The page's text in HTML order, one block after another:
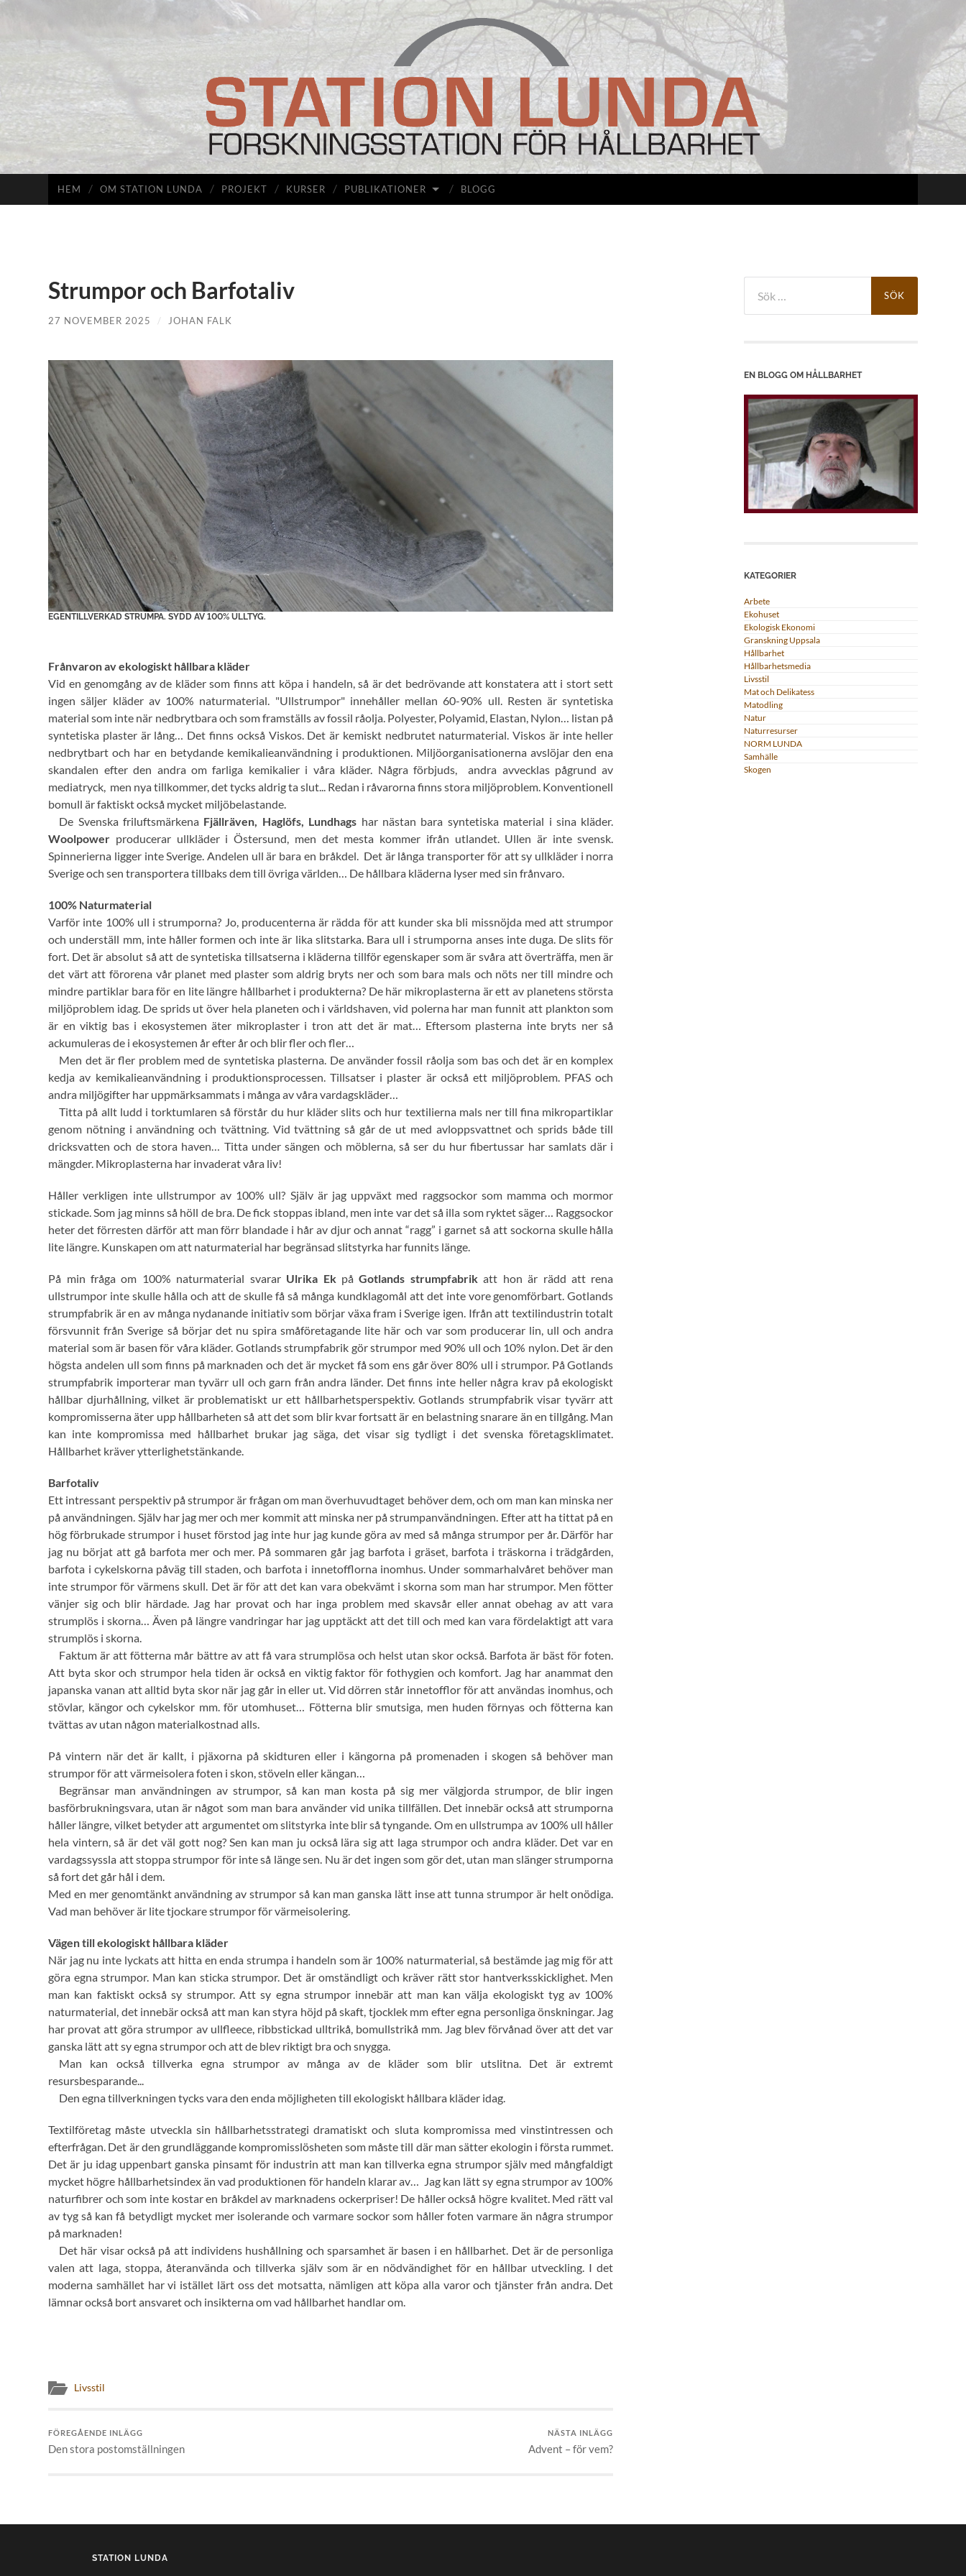
Station
Lunda
HEM OM STATION LUNDA PROJEKT KURSER PUBLIKATIONER BLOGG
Strumpor och Barfotaliv
27 NOVEMBER 2025 / JOHAN FALK
EGENTILLVERKAD STRUMPA. SYDD AV 100% ULLTYG.
Frånvaron av ekologiskt hållbara kläder
Vid en genomgång av de kläder som finns att köpa i handeln, så är det bedrövande att konstatera att i stort sett
ingen säljer kläder av 100% naturmaterial. "Ullstrumpor" innehåller mellan 60-90% ull. Resten är syntetiska
material som inte när nedbrytbara och som framställs av fossil råolja. Polyester, Polyamid, Elastan, Nylon… listan på
syntetiska plaster är lång… Det finns också Viskos. Det är kemiskt nedbrutet naturmaterial. Viskos är inte heller
nedbrytbart och har en betydande kemikalieanvändning i produktionen. Miljöorganisationerna avslöjar den ena
skandalen efter den andra om farliga kemikalier i våra kläder. Några förbjuds, andra avvecklas pågrund av
mediatryck, men nya tillkommer, det tycks aldrig ta slut... Redan i råvarorna finns stora miljöproblem. Konventionell
bomull är faktiskt också mycket miljöbelastande.
De Svenska friluftsmärkena Fjällräven, Haglöfs, Lundhags har nästan bara syntetiska material i sina kläder.
Woolpower producerar ullkläder i Östersund, men det mesta kommer ifrån utlandet. Ullen är inte svensk.
Spinnerierna ligger inte Sverige. Andelen ull är bara en bråkdel. Det är långa transporter för att sy ullkläder i norra
Sverige och sen transportera tillbaks dem till övriga världen… De hållbara kläderna lyser med sin frånvaro.
100% Naturmaterial
Varför inte 100% ull i strumporna? Jo, producenterna är rädda för att kunder ska bli missnöjda med att strumpor
och underställ mm, inte håller formen och inte är lika slitstarka. Bara ull i strumporna anses inte duga. De slits för
fort. Det är absolut så att de syntetiska tillsatserna i kläderna tillför egenskaper som är svåra att överträffa, men är
det värt att förorena vår planet med plaster som aldrig bryts ner och som bara mals och nöts ner till mindre och
mindre partiklar bara för en lite längre hållbarhet i produkterna? De här mikroplasterna är ett av planetens största
miljöproblem idag. De sprids ut över hela planeten och i världshaven, vid polerna har man funnit att plankton som
är en viktig bas i ekosystemen äter mikroplaster i tron att det är mat… Eftersom plasterna inte bryts ner så
ackumuleras de i ekosystemen år efter år och blir fler och fler…
Men det är fler problem med de syntetiska plasterna. De använder fossil råolja som bas och det är en komplex
kedja av kemikalieanvändning i produktionsprocessen. Tillsatser i plaster är också ett miljöproblem. PFAS och
andra miljögifter har uppmärksammats i många av våra vardagskläder…
Titta på allt ludd i torktumlaren så förstår du hur kläder slits och hur textilierna mals ner till fina mikropartiklar
genom nötning i användning och tvättning. Vid tvättning så går de ut med avloppsvattnet och sprids både till
dricksvatten och de stora haven… Titta under sängen och möblerna, så ser du hur fibertussar har samlats där i
mängder. Mikroplasterna har invaderat våra liv!
Håller verkligen inte ullstrumpor av 100% ull? Själv är jag uppväxt med raggsockor som mamma och mormor
stickade. Som jag minns så höll de bra. De fick stoppas ibland, men inte var det så illa som ryktet säger… Raggsockor
heter det förresten därför att man förr blandade i hår av djur och annat “ragg” i garnet så att sockorna skulle hålla
lite längre. Kunskapen om att naturmaterial har begränsad slitstyrka har funnits länge.
På min fråga om 100% naturmaterial svarar Ulrika EkpåGotlands strumpfabrikatt hon är rädd att rena
ullstrumpor inte skulle hålla och att de skulle få så många kundklagomål att det inte vore genomförbart. Gotlands
strumpfabrik är en av många nydanande initiativ som börjar växa fram i Sverige igen. Ifrån att textilindustrin totalt
försvunnit från Sverige så börjar det nu spira småföretagande lite här och var som producerar lin, ull och andra
material som är basen för våra kläder. Gotlands strumpfabrik gör strumpor med 90% ull och 10% nylon. Det är den
högsta andelen ull som finns på marknaden och det är mycket få som ens går över 80% ull i strumpor. På Gotlands
strumpfabrik importerar man tyvärr ull och garn från andra länder. Det finns inte heller några krav på ekologiskt
hållbar djurhållning, vilket är problematiskt ur ett hållbarhetsperspektiv. Gotlands strumpfabrik visar tyvärr att
kompromisserna äter upp hållbarheten så att det som blir kvar fortsatt är en belastning snarare än en tillgång. Man
kan inte kompromissa med hållbarhet brukar jag säga, det visar sig tydligt i det svenska företagsklimatet.
Hållbarhet kräver ytterlighetstänkande.
Barfotaliv
Ett intressant perspektiv på strumpor är frågan om man överhuvudtaget behöver dem, och om man kan minska ner
på användningen. Själv har jag mer och mer kommit att minska ner på strumpanvändningen. Efter att ha tittat på en
hög förbrukade strumpor i huset förstod jag inte hur jag kunde göra av med så många strumpor per år. Därför har
jag nu börjat att gå barfota mer och mer. På sommaren går jag barfota i gräset, barfota i träskorna i trädgården,
barfota i cykelskorna påväg till staden, och barfota i innetofflorna inomhus. Under sommarhalvåret behöver man
inte strumpor för värmens skull. Det är för att det kan vara obekvämt i skorna som man har strumpor. Men fötter
vänjer sig och blir härdade. Jag har provat och har inga problem med skavsår eller annat obehag av att vara
strumplös i skorna… Även på längre vandringar har jag upptäckt att det till och med kan vara fördelaktigt att vara
strumplös i skorna.
Faktum är att fötterna mår bättre av att få vara strumplösa och helst utan skor också. Barfota är bäst för foten.
Att byta skor och strumpor hela tiden är också en viktig faktor för fothygien och komfort. Jag har anammat den
japanska vanan att alltid byta skor när jag går in eller ut. Vid dörren står innetofflor för att användas inomhus, och
stövlar, kängor och cykelskor mm. för utomhuset… Fötterna blir smutsiga, men huden förnyas och fötterna kan
tvättas av utan någon materialkostnad alls.
På vintern när det är kallt, i pjäxorna på skidturen eller i kängorna på promenaden i skogen så behöver man
strumpor för att värmeisolera foten i skon, stöveln eller kängan…
Begränsar man användningen av strumpor, så kan man kosta på sig mer välgjorda strumpor, de blir ingen
basförbrukningsvara, utan är något som man bara använder vid unika tillfällen. Det innebär också att strumporna
håller längre, vilket betyder att argumentet om slitstyrka inte blir så tyngande. Om en ullstrumpa av 100% ull håller
hela vintern, så är det väl gott nog? Sen kan man ju också lära sig att laga strumpor och andra kläder. Det var en
vardagssyssla att stoppa strumpor för inte så länge sen. Nu är det ingen som gör det, utan man slänger strumporna
så fort det går hål i dem.
Med en mer genomtänkt användning av strumpor så kan man ganska lätt inse att tunna strumpor är helt onödiga.
Vad man behöver är lite tjockare strumpor för värmeisolering.
Vägen till ekologiskt hållbara kläder
När jag nu inte lyckats att hitta en enda strumpa i handeln som är 100% naturmaterial, så bestämde jag mig för att
göra egna strumpor. Man kan sticka strumpor. Det är omständligt och kräver rätt stor hantverksskicklighet. Men
man kan faktiskt också sy strumpor. Att sy egna strumpor innebär att man kan välja ekologiskt tyg av 100%
naturmaterial, det innebär också att man kan styra höjd på skaft, tjocklek mm efter egna personliga önskningar. Jag
har provat att göra strumpor av ullfleece, ribbstickad ulltrikå, bomullstrikå mm. Jag blev förvånad över att det var
ganska lätt att sy egna strumpor och att de blev riktigt bra och snygga.
Man kan också tillverka egna strumpor av många av de kläder som blir utslitna. Det är extremt
resursbesparande...
Den egna tillverkningen tycks vara den enda möjligheten till ekologiskt hållbara kläder idag.
Textilföretag måste utveckla sin hållbarhetsstrategi dramatiskt och sluta kompromissa med vinstintressen och
efterfrågan. Det är den grundläggande kompromisslösheten som måste till där man sätter ekologin i första rummet.
Det är ju idag uppenbart ganska pinsamt för industrin att man kan tillverka egna strumpor själv med mångfaldigt
mycket högre hållbarhetsindex än vad produktionen för handeln klarar av… Jag kan lätt sy egna strumpor av 100%
naturfibrer och som inte kostar en bråkdel av marknadens ockerpriser! De håller också högre kvalitet. Med rätt val
av tyg så kan få betydligt mycket mer isolerande och varmare sockor som håller foten varmare än några strumpor
på marknaden!
Det här visar också på att individens hushållning och sparsamhet är basen i en hållbarhet. Det är de personliga
valen att laga, stoppa, återanvända och tillverka själv som är en nödvändighet för en hållbar utveckling. I det
moderna samhället har vi istället lärt oss det motsatta, nämligen att köpa alla varor och tjänster från andra. Det
lämnar också bort ansvaret och insikterna om vad hållbarhet handlar om.
Livsstil
FÖREGÅENDE INLÄGG
Den stora postomställningen
NÄSTA INLÄGG
Advent – för vem?
efter:
EN BLOGG OM HÅLLBARHET
KATEGORIER
Arbete
Ekohuset
Ekologisk Ekonomi
Granskning Uppsala
Hållbarhet
Hållbarhetsmedia
Livsstil
Mat och Delikatess
Matodling
Natur
Naturresurser
NORM LUNDA
Samhälle
Skogen
STATION LUNDA